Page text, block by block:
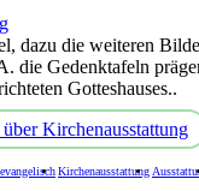
dazu die weiteren
die Gedenktafeln
Gotteshauses..
über Kirchenausstattung
evangelischKirchenausstattung